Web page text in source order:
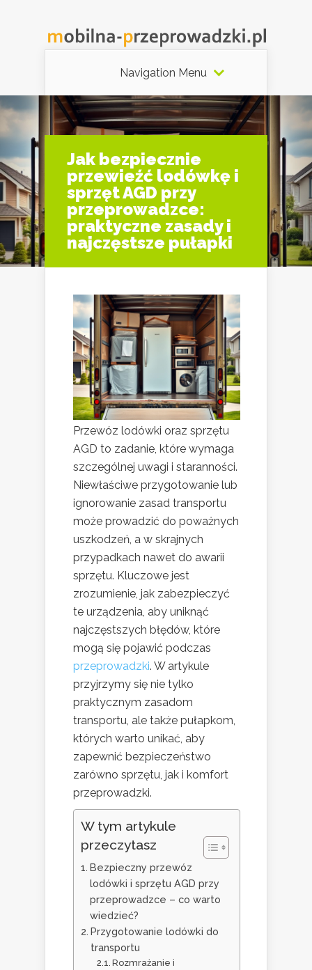
Navigation Menu
Jak bezpiecznie
przewieźć lodówkę i
sprzęt AGD przy
przeprowadzce:
praktyczne zasady i
najczęstsze pułapki
Przewóz lodówki oraz sprzętu
AGD to zadanie, które wymaga
szczególnej uwagi i staranności.
Niewłaściwe przygotowanie lub
ignorowanie zasad transportu
może prowadzić do poważnych
uszkodzeń, a w skrajnych
przypadkach nawet do awarii
sprzętu. Kluczowe jest
zrozumienie, jak zabezpieczyć
te urządzenia, aby uniknąć
najczęstszych błędów, które
mogą się pojawić podczas
przeprowadzki. W artykule
przyjrzymy się nie tylko
praktycznym zasadom
transportu, ale także pułapkom,
których warto unikać, aby
zapewnić bezpieczeństwo
zarówno sprzętu, jak i komfort
przeprowadzki.
W tym artykule
przeczytasz
Bezpieczny przewóz
lodówki i sprzętu AGD przy
przeprowadzce – co warto
wiedzieć?
Przygotowanie lodówki do
transportu
Rozmrażanie i